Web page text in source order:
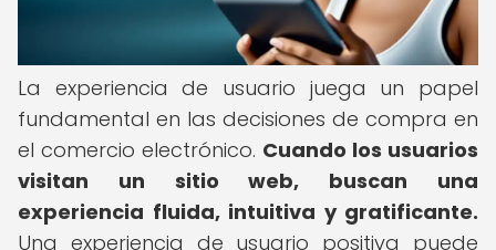
La experiencia de usuario juega un papel
fundamental en las decisiones de compra en
el comercio electrónico. Cuando los usuarios
visitan un sitio web, buscan una
experiencia fluida, intuitiva y gratificante.
Una experiencia de usuario positiva puede